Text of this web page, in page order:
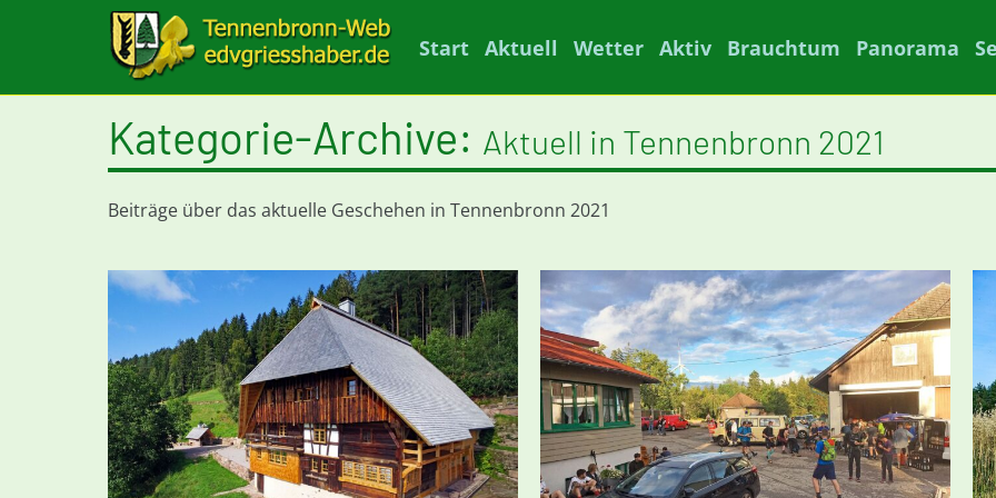
Start Aktuell Wetter Aktiv Brauchtum Panorama
Kategorie-Archive: Aktuell in Tennenbronn 2021
Beiträge über das aktuelle Geschehen in Tennenbronn 2021